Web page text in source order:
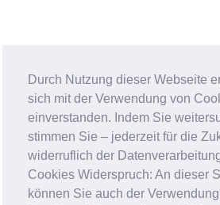
Durch Nutzung dieser Webseite
sich mit der Verwendung von
einverstanden. Indem Sie
stimmen Sie – jederzeit für die
widerruflich der
Cookies Widerspruch: An dieser
können Sie auch der